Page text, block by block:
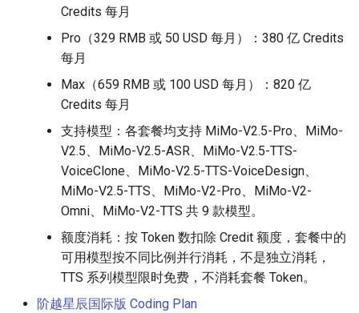
Credits 每月
Pro（329 RMB 或 50 USD 每月）：380 亿 Credits
每月
Max（659 RMB 或 100 USD 每月）：820 亿
Credits 每月
支持模型：各套餐均支持 MiMo-V2.5-Pro、MiMo-
V2.5、MiMo-V2.5-ASR、MiMo-V2.5-TTS-
VoiceClone、MiMo-V2.5-TTS-VoiceDesign、
MiMo-V2.5-TTS、MiMo-V2-Pro、MiMo-V2-
Omni、MiMo-V2-TTS 共 9 款模型。
额度消耗：按 Token 数扣除 Credit 额度，套餐中的
可用模型按不同比例并行消耗，不是独立消耗，
TTS 系列模型限时免费，不消耗套餐 Token。
阶越星辰国际版 Coding Plan